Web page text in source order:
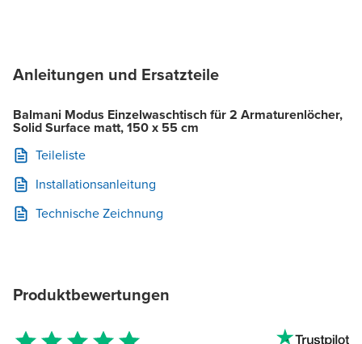
Anleitungen und Ersatzteile
Balmani Modus Einzelwaschtisch für 2 Armaturenlöcher,
Solid Surface matt, 150 x 55 cm
Teileliste
Installationsanleitung
Technische Zeichnung
Produktbewertungen